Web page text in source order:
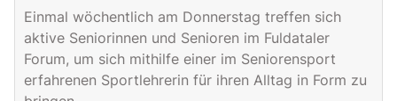
Einmal wöchentlich am Donnerstag treffen sich
aktive Seniorinnen und Senioren im Fuldataler
Forum, um sich mithilfe einer im Seniorensport
erfahrenen Sportlehrerin für ihren Alltag in Form zu